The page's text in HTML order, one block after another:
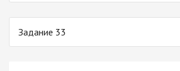
Задание 33